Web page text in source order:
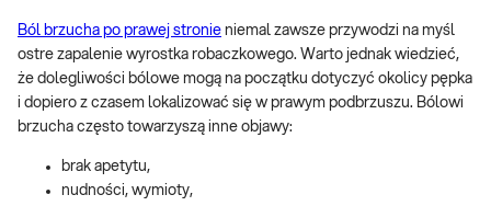
Ból brzucha po prawej stronie niemal zawsze przywodzi na myśl
ostre zapalenie wyrostka robaczkowego. Warto jednak wiedzieć,
że dolegliwości bólowe mogą na początku dotyczyć okolicy pępka
i dopiero z czasem lokalizować się w prawym podbrzuszu. Bólowi
brzucha często towarzyszą inne objawy:
brak apetytu,
nudności, wymioty,